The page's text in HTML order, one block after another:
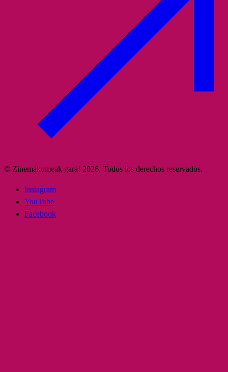
© Zinemakumeak gara! 2026. Todos los derechos reservados.
Instagram
YouTube
Facebook